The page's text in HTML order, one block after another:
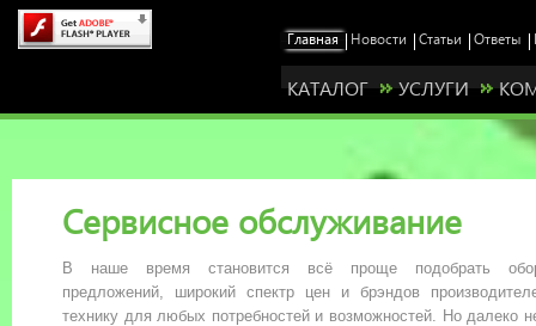
КАТАЛОГ УСЛУГИ
Сервисное обслуживание
В наше время становится всё проще подобрать
предложений, широкий спектр цен и брэндов
технику для любых потребностей и возможностей. Но далеко